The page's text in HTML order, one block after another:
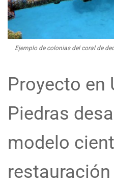
Ejemplo de colonias del coral de
Proyecto en
Piedras
modelo